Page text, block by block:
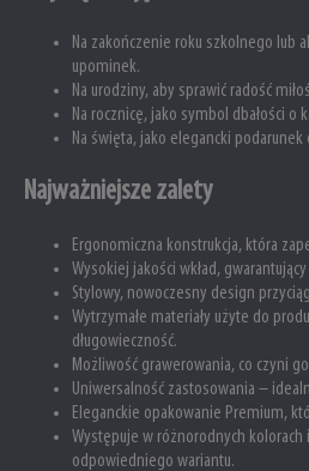
Na zakończenie roku szkolnego lub
upominek.
Na urodziny, aby sprawić radość
Na rocznicę, jako symbol dbałości o
Na święta, jako elegancki
Najważniejsze zalety
Ergonomiczna konstrukcja, która
Wysokiej jakości wkład,
Stylowy, nowoczesny design
Wytrzymałe materiały użyte do
długowieczność.
Możliwość grawerowania, co czyni
Uniwersalność zastosowania –
Eleganckie opakowanie Premium,
Występuje w różnorodnych
odpowiedniego wariantu.